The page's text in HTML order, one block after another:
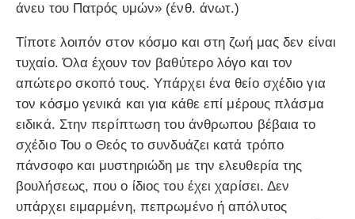
άνευ του Πατρός υμών» (ένθ. άνωτ.)
Τίποτε λοιπόν στον κόσμο και στη ζωή μας δεν είναι
τυχαίο. Όλα έχουν τον βαθύτερο λόγο και τον
απώτερο σκοπό τους. Υπάρχει ένα θείο σχέδιο για
τον κόσμο γενικά και για κάθε επί μέρους πλάσμα
ειδικά. Στην περίπτωση του άνθρωπου βέβαια το
σχέδιο Του ο Θεός το συνδυάζει κατά τρόπο
πάνσοφο και μυστηριώδη με την ελευθερία της
βουλήσεως, που ο ίδιος του έχει χαρίσει. Δεν
υπάρχει ειμαρμένη, πεπρωμένο ή απόλυτος